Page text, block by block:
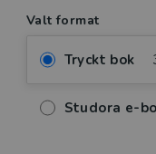
Valt format
Tryckt bok
Studora e-